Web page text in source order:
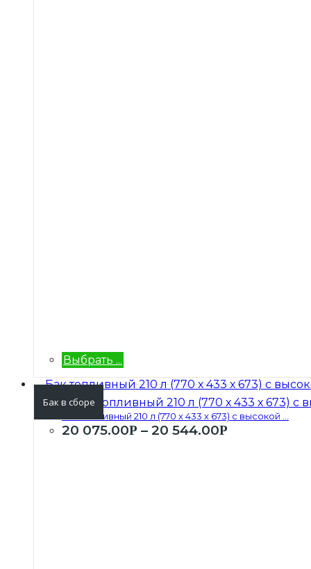
Выбрать ...
Бак в сборе
Бак топливный 210 л (770 х 433 х 673) с высокой ...
20 075.00Р – 20 544.00Р